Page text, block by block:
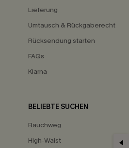
Lieferung
Umtausch & Rückgaberecht
Rücksendung starten
FAQs
Klarna
BELIEBTE SUCHEN
Bauchweg
High-Waist